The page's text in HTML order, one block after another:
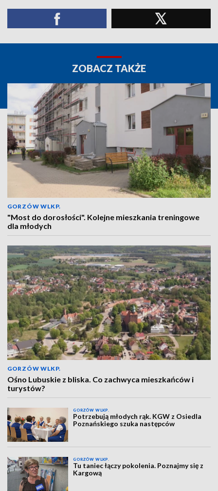
ZOBACZ TAKŻE
GORZÓW WLKP.
"Most do dorosłości". Kolejne mieszkania treningowe
dla młodych
GORZÓW WLKP.
Ośno Lubuskie z bliska. Co zachwyca mieszkańców i
turystów?
GORZÓW WLKP.
Potrzebują młodych rąk. KGW z Osiedla
Poznańskiego szuka następców
GORZÓW WLKP.
Tu taniec łączy pokolenia. Poznajmy się z
Kargową